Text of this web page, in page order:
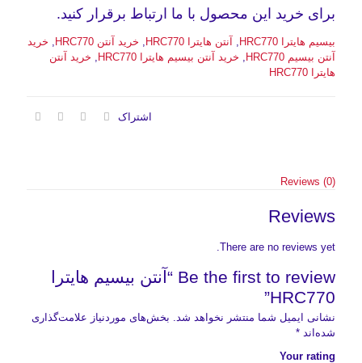
برای خرید این محصول با ما ارتباط برقرار کنید.
بیسیم هایترا HRC770 , آنتن هایترا HRC770 , خرید آنتن HRC770 , خرید
آنتن بیسیم HRC770
, خرید آنتن بیسیم هایترا HRC770 , خرید آنتن
هایترا HRC770
اشتراک
Reviews (0)
Reviews
There are no reviews yet.
Be the first to review “آنتن بیسیم هایترا
HRC770”
نشانی ایمیل شما منتشر نخواهد شد. بخش‌های موردنیاز علامت‌گذاری
شده‌اند *
Your rating